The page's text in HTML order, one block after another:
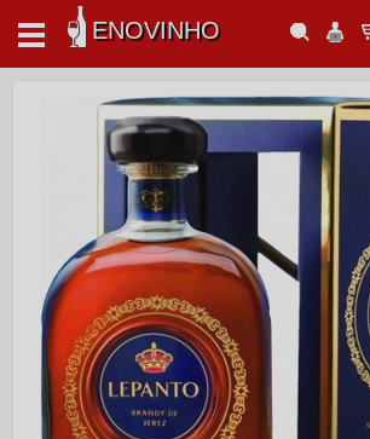
ENOVINHO